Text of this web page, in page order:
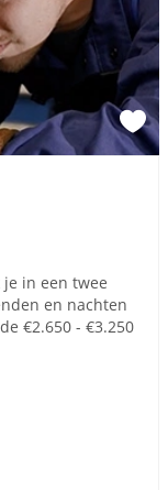
in een twee
en nachten
€2.650 - €3.250